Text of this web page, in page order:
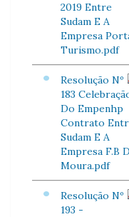
2019 Entre
Sudam E A
Empresa
Turismo.pdf
Resolução Nº
183
Do Empenhp
Contrato
Sudam E A
Empresa F.B
Moura.pdf
Resolução Nº
193 -